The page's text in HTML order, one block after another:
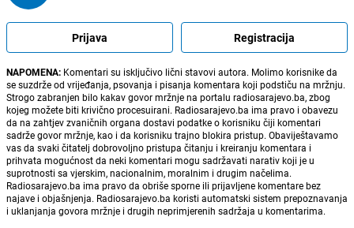
Prijava Registracija
NAPOMENA: Komentari su isključivo lični stavovi autora. Molimo korisnike da
se suzdrže od vrijeđanja, psovanja i pisanja komentara koji podstiču na mržnju.
Strogo zabranjen bilo kakav govor mržnje na portalu radiosarajevo.ba, zbog
kojeg možete biti krivično procesuirani. Radiosarajevo.ba ima pravo i obavezu
da na zahtjev zvaničnih organa dostavi podatke o korisniku čiji komentari
sadrže govor mržnje, kao i da korisniku trajno blokira pristup. Obaviještavamo
vas da svaki čitatelj dobrovoljno pristupa čitanju i kreiranju komentara i
prihvata mogućnost da neki komentari mogu sadržavati narativ koji je u
suprotnosti sa vjerskim, nacionalnim, moralnim i drugim načelima.
Radiosarajevo.ba ima pravo da obriše sporne ili prijavljene komentare bez
najave i objašnjenja. Radiosarajevo.ba koristi automatski sistem prepoznavanja
i uklanjanja govora mržnje i drugih neprimjerenih sadržaja u komentarima.